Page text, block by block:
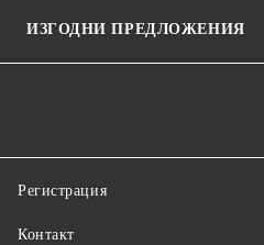
ИЗГОДНИ ПРЕДЛОЖЕНИЯ
Регистрация
Контакт